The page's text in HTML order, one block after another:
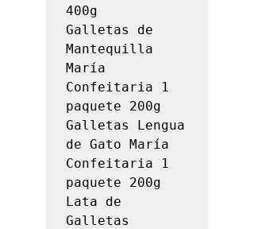
400g
Galletas de
Mantequilla
María
Confeitaria 1
paquete 200g
Galletas Lengua
de Gato María
Confeitaria 1
paquete 200g
Lata de
Galletas